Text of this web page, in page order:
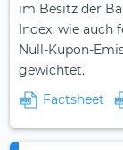
im Besitz der
Index, wie auch
Null-Kupon-
gewichtet.
Factsheet